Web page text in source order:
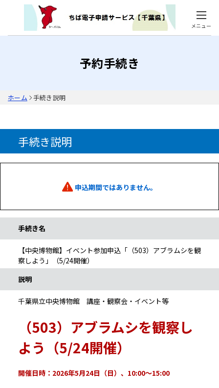
メニュー
予約手続き
ホーム 手続き説明
手続き説明
申込期間ではありません。
手続き名
【中央博物館】イベント参加申込「（503）アブラムシを観
察しよう」（5/24開催）
説明
千葉県立中央博物館 講座・観察会・イベント等
（503）アブラムシを観察し
よう（5/24開催）
開催日時： 2026年5月24日（日）、10:00～15:00